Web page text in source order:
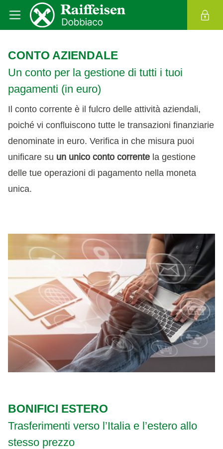
CONTO AZIENDALE
Un conto per la gestione di tutti i tuoi
pagamenti (in euro)
Il conto corrente è il fulcro delle attività aziendali,
poiché vi confluiscono tutte le transazioni finanziarie
denominate in euro. Verifica in che misura puoi
unificare su un unico conto corrente la gestione
delle tue operazioni di pagamento nella moneta
unica.
BONIFICI ESTERO
Trasferimenti verso l’Italia e l’estero allo
stesso prezzo